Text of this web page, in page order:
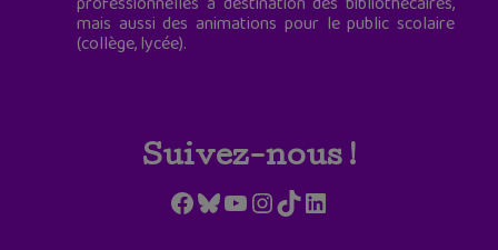
mais aussi des animations pour le public scolaire
(collège, lycée).
Suivez-nous !
Facebook
Bluesky
YouTube
Instagram
TikTokLinkedIn